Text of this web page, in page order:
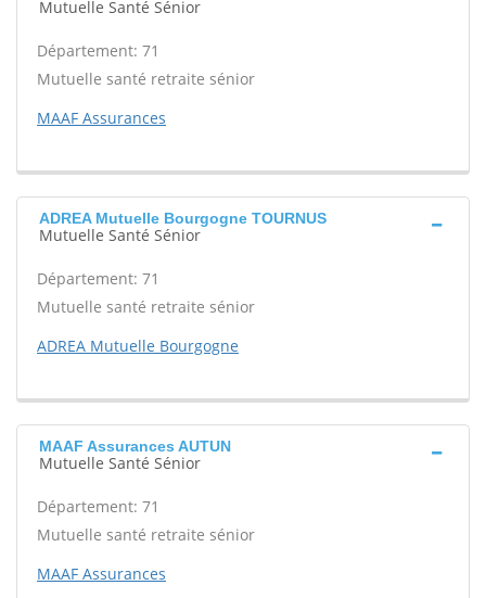
Mutuelle Santé Sénior
Département: 71
Mutuelle santé retraite sénior
MAAF Assurances
ADREA Mutuelle Bourgogne TOURNUS
Mutuelle Santé Sénior
Département: 71
Mutuelle santé retraite sénior
ADREA Mutuelle Bourgogne
MAAF Assurances AUTUN
Mutuelle Santé Sénior
Département: 71
Mutuelle santé retraite sénior
MAAF Assurances